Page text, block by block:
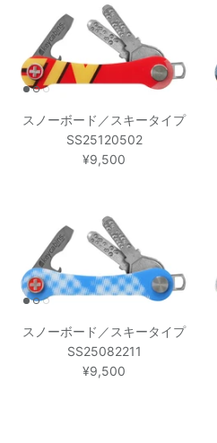
スノーボード／スキータイプ
SS25120502
¥9,500
スノーボード／スキータイプ
SS25082211
¥9,500